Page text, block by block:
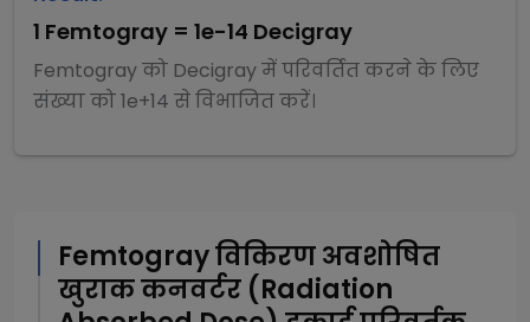
1 Femtogray = 1e-14 Decigray
Femtograyको Decigrayमें परिवर्तित करने के लिए
संख्या को1e+14 सेविभाजितकरें।
Femtograyविकिरण अवशोषित
खुराक कनवर्टर (Radiation